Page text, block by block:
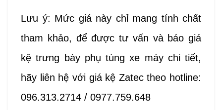
Lưu ý: Mức giá này chỉ mang tính chất
tham khảo, để được tư vấn và báo giá
kệ trưng bày phụ tùng xe máy chi tiết,
hãy liên hệ với giá kệ Zatec theo hotline:
096.313.2714 / 0977.759.648